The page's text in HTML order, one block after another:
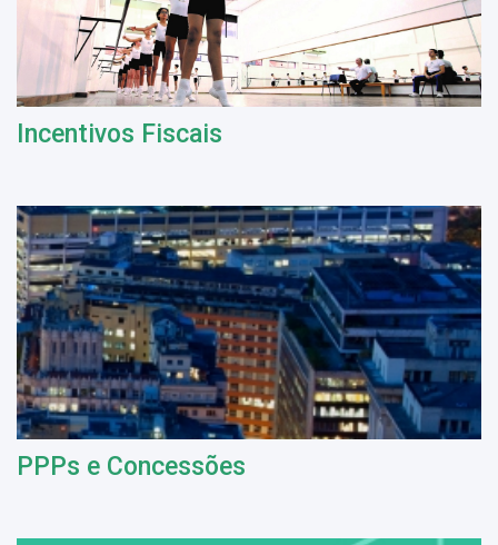
Incentivos Fiscais
PPPs e Concessões